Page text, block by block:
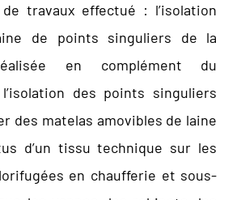
travaux effectué : l’isolation
de points singuliers de la
en complément du
des points singuliers
des matelas amovibles de laine
d’un tissu technique sur les
en chaufferie et sous-